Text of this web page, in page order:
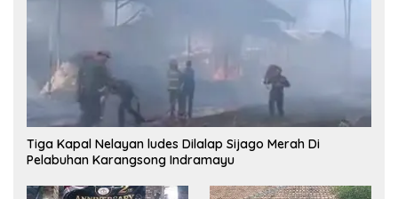
Tiga Kapal Nelayan ludes Dilalap Sijago Merah Di
Pelabuhan Karangsong Indramayu